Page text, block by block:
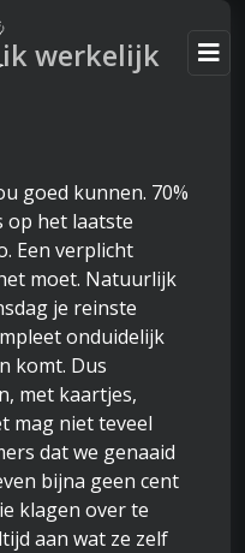
ik werkelijk
goed kunnen. 70%
op het laatste
Een verplicht
moet. Natuurlijk
je reinste
onduidelijk
komt. Dus
met kaartjes,
mag niet teveel
dat we genaaid
bijna geen cent
klagen over te
aan wat ze zelf